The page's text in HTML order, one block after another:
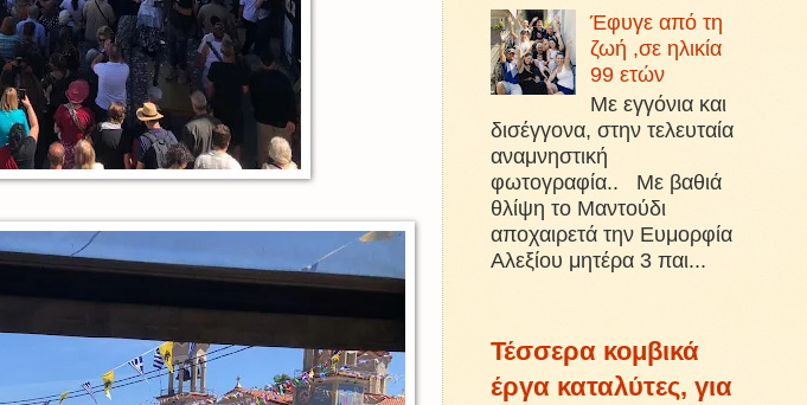
Έφυγε από τη
ζωή ,σε ηλικία
99 ετών
Με εγγόνια και
δισέγγονα, στην τελευταία
αναμνηστική
φωτογραφία.. Με βαθιά
θλίψη το Μαντούδι
αποχαιρετά την Ευμορφία
Αλεξίου μητέρα 3 παι...
Τέσσερα κομβικά
έργα καταλύτες, για